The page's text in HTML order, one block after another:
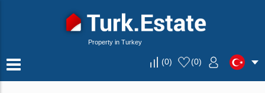
Property in Turkey
(0) (0)